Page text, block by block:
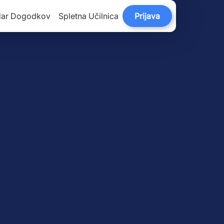
Dogodkov Spletna Učilnica Prijava